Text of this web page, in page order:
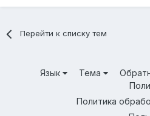
Перейти к списку тем
Язык Тема
Политика